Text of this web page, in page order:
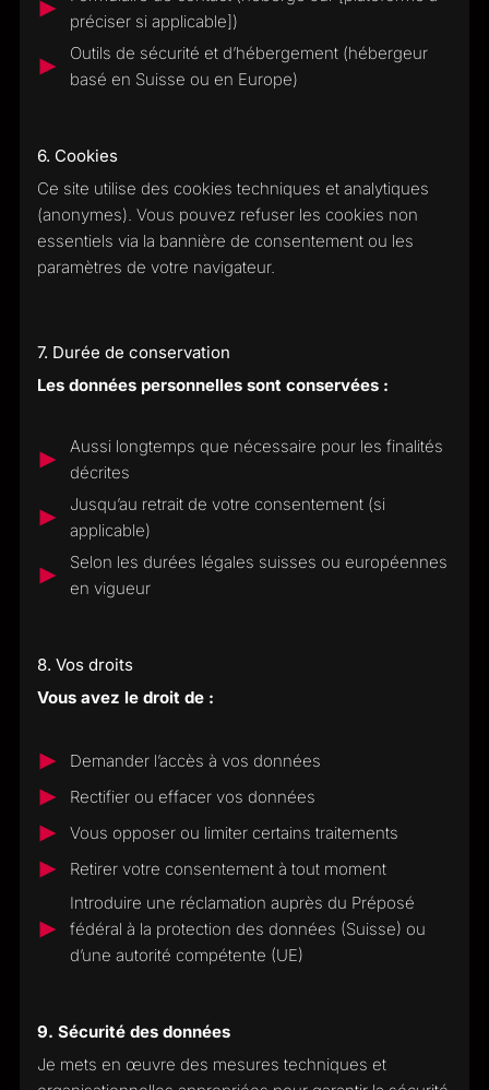
préciser si applicable])
Outils de sécurité et d’hébergement (hébergeur
basé en Suisse ou en Europe)
6. Cookies
Ce site utilise des cookies techniques et analytiques
(anonymes). Vous pouvez refuser les cookies non
essentiels via la bannière de consentement ou les
paramètres de votre navigateur.
7. Durée de conservation
Les données personnelles sont conservées :
Aussi longtemps que nécessaire pour les finalités
décrites
Jusqu’au retrait de votre consentement (si
applicable)
Selon les durées légales suisses ou européennes
en vigueur
8. Vos droits
Vous avez le droit de :
Demander l’accès à vos données
Rectifier ou effacer vos données
Vous opposer ou limiter certains traitements
Retirer votre consentement à tout moment
Introduire une réclamation auprès du Préposé
fédéral à la protection des données (Suisse) ou
d’une autorité compétente (UE)
9. Sécurité des données
Je mets en œuvre des mesures techniques et